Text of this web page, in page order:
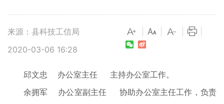
来源：县科技工信局
2020-03-06 16:28
邱文忠 办公室主任 主持办公室工作。
余拥军 办公室副主任 协助办公室主任工作，负责